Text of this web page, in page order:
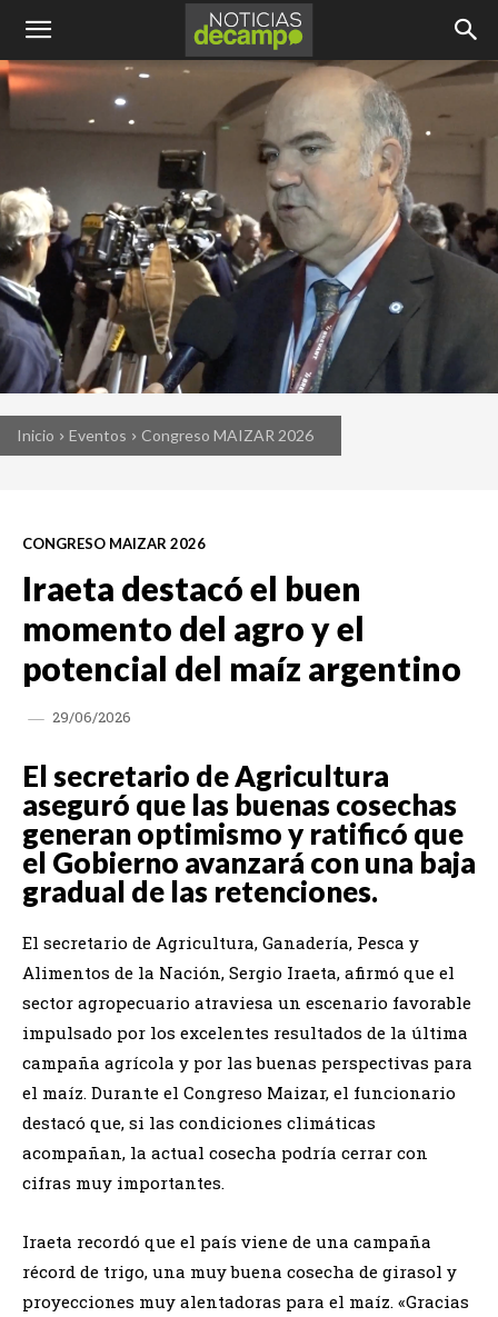
Inicio Eventos Congreso MAIZAR 2026
CONGRESO MAIZAR 2026
Iraeta destacó el buen
momento del agro y el
potencial del maíz argentino
29/06/2026
El secretario de Agricultura
aseguró que las buenas cosechas
generan optimismo y ratificó que
el Gobierno avanzará con una baja
gradual de las retenciones.
El secretario de Agricultura, Ganadería, Pesca y
Alimentos de la Nación, Sergio Iraeta, afirmó que el
sector agropecuario atraviesa un escenario favorable
impulsado por los excelentes resultados de la última
campaña agrícola y por las buenas perspectivas para
el maíz. Durante el Congreso Maizar, el funcionario
destacó que, si las condiciones climáticas
acompañan, la actual cosecha podría cerrar con
cifras muy importantes.
Iraeta recordó que el país viene de una campaña
récord de trigo, una muy buena cosecha de girasol y
proyecciones muy alentadoras para el maíz. «Gracias